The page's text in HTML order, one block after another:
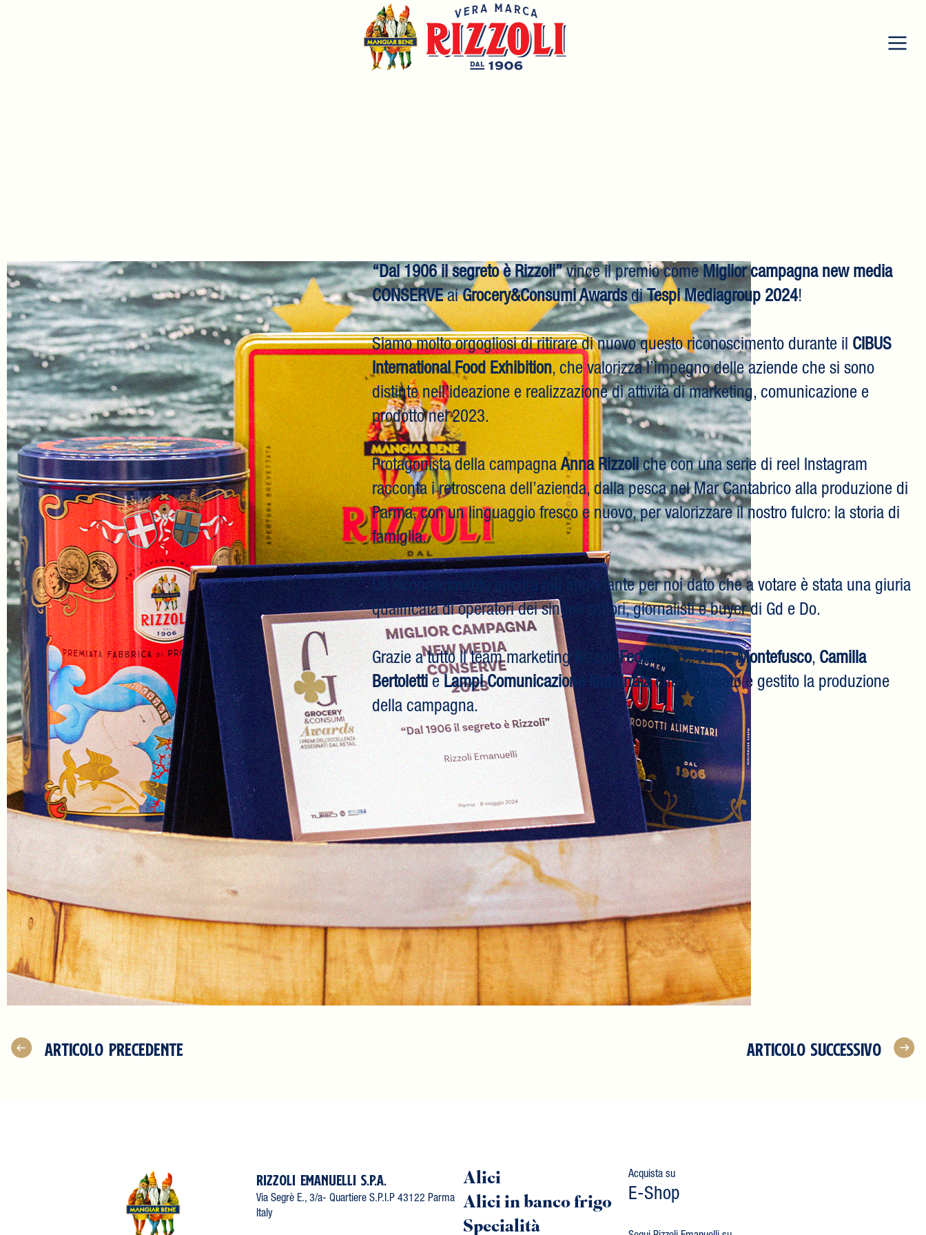
“Dal 1906 il segreto è Rizzoli”vince il premio comeMiglior campagna new media
CONSERVEaiGrocery&Consumi AwardsdiTespi Mediagroup2024!
Siamo molto orgogliosi di ritirare di nuovo questo riconoscimento durante il CIBUS
International Food Exhibition, che valorizza l’impegno delle aziende che si sono
distinte nell’ideazione e realizzazione di attività di marketing, comunicazione e
prodotto nel 2023.
Protagonista della campagnaAnna Rizzoliche con una serie di reel Instagram
racconta i retroscena dell’azienda, dalla pesca nel Mar Cantabrico alla produzione di
Parma, con un linguaggio fresco e nuovo, per valorizzare il nostro fulcro: la storia di
famiglia.
Un riconoscimento ancora più importante per noi dato che a votare è stata una giuria
qualificata di operatori dei singoli settori, giornalisti e buyer di Gd e Do.
Grazie a tutto il team marketing RizzoliFederica S.,Krizia Montefusco, Camilla
BertolettieLampi Comunicazione Illuminatache ha ideato e gestito la produzione
della campagna.
ARTICOLO PRECEDENTE ARTICOLO SUCCESSIVO
RIZZOLI EMANUELLI S.P.A.
Via Segrè E., 3/a- Quartiere S.P.I.P 43122 Parma
Italy
Alici
Alici in banco frigo
Specialità
Acquista su
E-Shop